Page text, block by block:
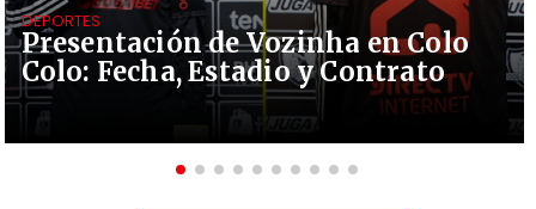
Presentación de Vozinha en Colo
Colo: Fecha, Estadio y Contrato
DEPORTES